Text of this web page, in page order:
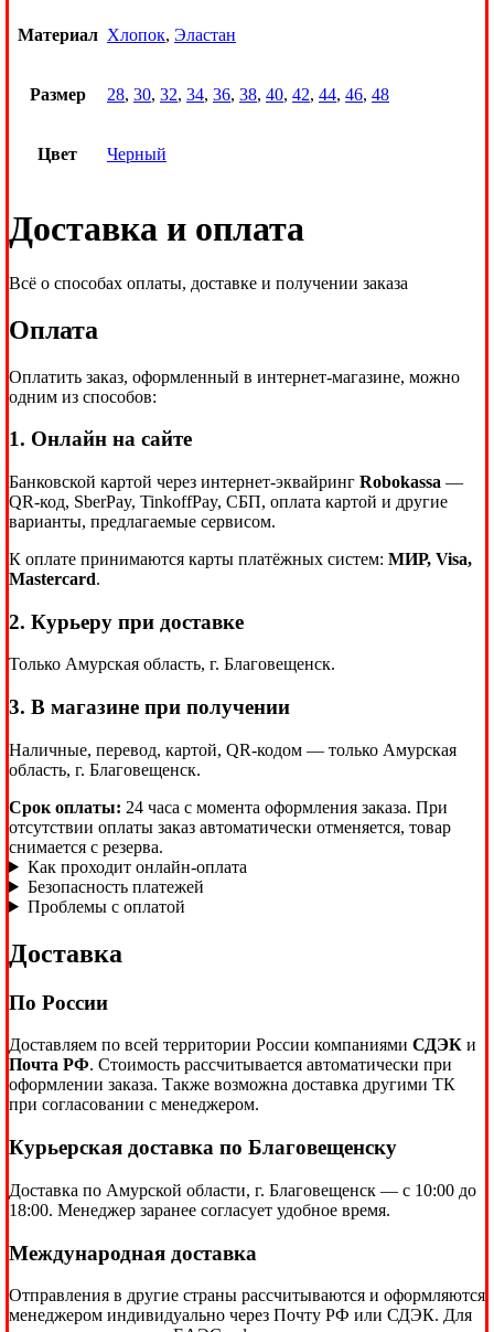
Материал Хлопок, Эластан
Размер 28, 30, 32, 34, 36, 38, 40, 42, 44, 46, 48
Цвет Черный
Доставка и оплата
Всё о способах оплаты, доставке и получении заказа
Оплата
Оплатить заказ, оформленный в интернет-магазине, можно
одним из способов:
1. Онлайн на сайте
Банковской картой через интернет-эквайринг Robokassa —
QR-код, SberPay, TinkoffPay, СБП, оплата картой и другие
варианты, предлагаемые сервисом.
К оплате принимаются карты платёжных систем: МИР, Visa,
Mastercard.
2. Курьеру при доставке
Только Амурская область, г. Благовещенск.
3. В магазине при получении
Наличные, перевод, картой, QR-кодом — только Амурская
область, г. Благовещенск.
Срок оплаты: 24 часа с момента оформления заказа. При
отсутствии оплаты заказ автоматически отменяется, товар
снимается с резерва.
Как проходит онлайн-оплата
Безопасность платежей
Проблемы с оплатой
Доставка
По России
Доставляем по всей территории России компаниями СДЭК и
Почта РФ. Стоимость рассчитывается автоматически при
оформлении заказа. Также возможна доставка другими ТК
при согласовании с менеджером.
Курьерская доставка по Благовещенску
Доставка по Амурской области, г. Благовещенск — с 10:00 до
18:00. Менеджер заранее согласует удобное время.
Международная доставка
Отправления в другие страны рассчитываются и оформляются
менеджером индивидуально через Почту РФ или СДЭК. Для